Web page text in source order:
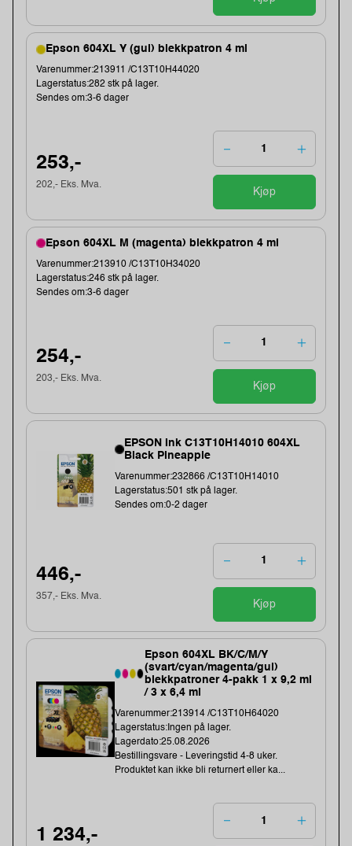
Epson 604XL Y (gul) blekkpatron 4 ml
Varenummer:213911 /C13T10H44020
Lagerstatus:282 stk på lager.
Sendes om:3-6 dager
253,-
202,- Eks. Mva.
Kjøp
Epson 604XL M (magenta) blekkpatron 4 ml
Varenummer:213910 /C13T10H34020
Lagerstatus:246 stk på lager.
Sendes om:3-6 dager
254,-
203,- Eks. Mva.
Kjøp
EPSON Ink C13T10H14010 604XL
Black Pineapple
Varenummer:232866 /C13T10H14010
Lagerstatus:501 stk på lager.
Sendes om:0-2 dager
446,-
357,- Eks. Mva.
Kjøp
Epson 604XL BK/C/M/Y
(svart/cyan/magenta/gul)
blekkpatroner 4-pakk 1 x 9,2 ml
/ 3 x 6,4 ml
Varenummer:213914 /C13T10H64020
Lagerstatus:Ingen på lager.
Lagerdato:25.08.2026
Bestillingsvare - Leveringstid 4-8 uker.
Produktet kan ikke bli returnert eller ka...
1 234,-